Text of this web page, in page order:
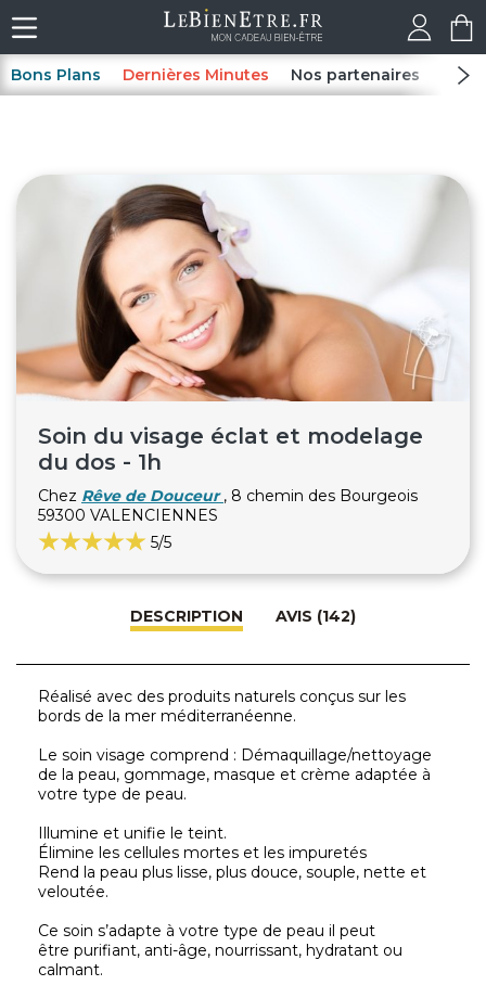
Bons Plans Dernières Minutes Nos partenaires Spas
Soin du visage éclat et modelage
du dos - 1h
Chez Rêve de Douceur , 8 chemin des Bourgeois
59300 VALENCIENNES
5/5
DESCRIPTION AVIS (142)
Réalisé avec des produits naturels conçus sur les
bords de la mer méditerranéenne.
Le soin visage comprend : Démaquillage/nettoyage
de la peau, gommage, masque et crème adaptée à
votre type de peau.
Illumine et unifie le teint.
Élimine les cellules mortes et les impuretés
Rend la peau plus lisse, plus douce, souple, nette et
veloutée.
Ce soin s’adapte à votre type de peau il peut
être purifiant, anti-âge, nourrissant, hydratant ou
calmant.